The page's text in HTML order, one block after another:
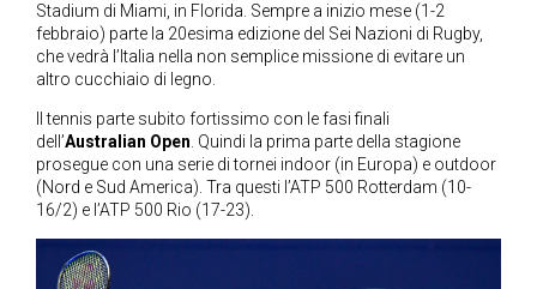
Stadium di Miami, in Florida. Sempre a inizio mese (1-2
febbraio) parte la 20esima edizione del Sei Nazioni di Rugby,
che vedrà l’Italia nella non semplice missione di evitare un
altro cucchiaio di legno.
Il tennis parte subito fortissimo con le fasi finali
dell’Australian Open . Quindi la prima parte della stagione
prosegue con una serie di tornei indoor (in Europa) e outdoor
(Nord e Sud America). Tra questi l’ATP 500 Rotterdam (10-
16/2) e l’ATP 500 Rio (17-23).